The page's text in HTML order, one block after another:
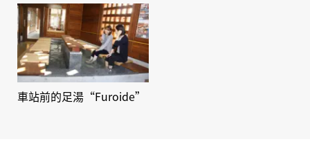
車站前的足湯“Furoide”